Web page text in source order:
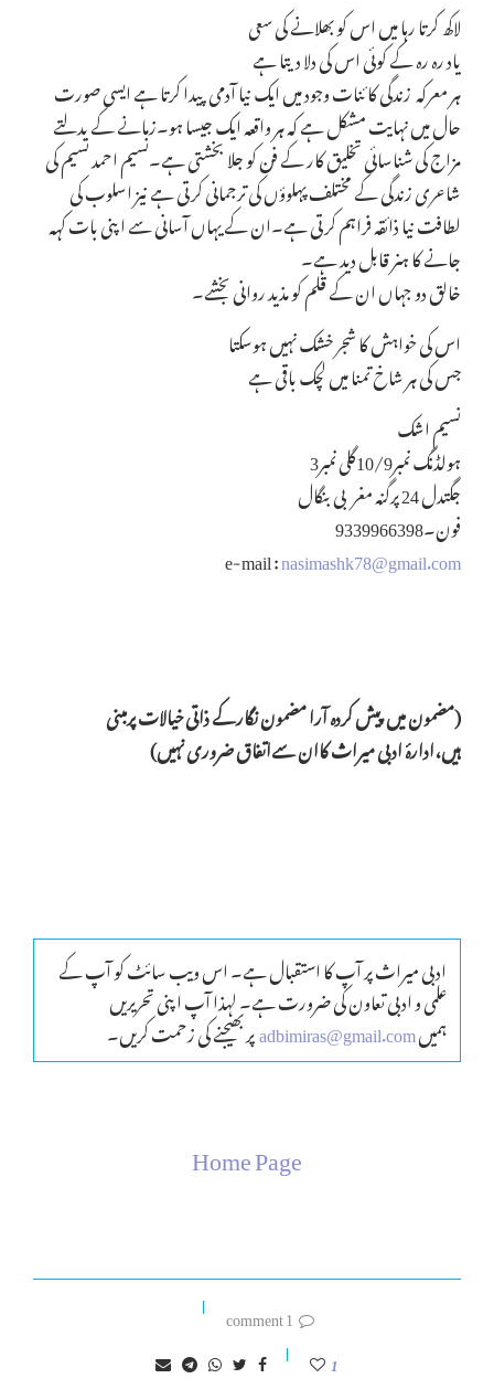
لاکھ کرتا رہا میں اس کو بھلانے کی سعی
یاد رہ رہ کے کوئی اس کی دلا دیتا ہے
ہر معرکہ زندگی کائنات وجود میں ایک نیا آدمی پیدا کرتا ہے ایسی صورت
حال میں نہایت مشکل ہے کہ ہر واقعہ ایک جیسا ہو۔زمانے کے بدلتے
مزاج کی شناسائی تخلیق کار کے فن کو جلا بخشتی ہے۔نسیم احمد نسیم کی
شاعری زندگی کے مختلف پہلوؤں کی ترجمانی کرتی ہے نیز اسلوب کی
لطافت نیا ذائقہ فراہم کرتی ہے۔ان کے یہاں آسانی سے اپنی بات کہہ
جانے کا ہنر قابل دید ہے۔
خالق دو جہاں ان کے قلم کو مذید روانی بخشے۔
اس کی خواہش کا شجر خشک نہیں ہوسکتا
جس کی ہر شاخ تمنا میں لچک باقی ہے
نسیم اشک
ہولڈنگ نمبر10/9گلی نمبر3
جگتدل 24 پرگنہ مغربی بنگال
فون۔9339966398
e-mail :nasimashk78@gmail.com
(مضمون میں پیش کردہ آرا مضمون نگارکے ذاتی خیالات پرمبنی
ہیں،ادارۂادبی میراثکاان سےاتفاق ضروری نہیں)
ادبی میراث پر آپ کا استقبال ہے۔ اس ویب سائٹ کو آپ کے
علمی و ادبی تعاون کی ضرورت ہے۔ لہذا آپ اپنی تحریریں
ہمیںadbimiras@gmail.comپر بھیجنے کی زحمت کریں۔
Home Page
1 comment
1